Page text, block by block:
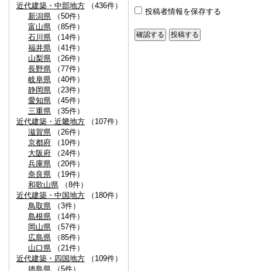
近代建築・中部地方 （436件）
新潟県 （50件）
富山県 （85件）
石川県 （14件）
福井県 （41件）
山梨県 （26件）
長野県 （77件）
岐阜県 （40件）
静岡県 （23件）
愛知県 （45件）
三重県 （35件）
近代建築・近畿地方 （107件）
滋賀県 （26件）
京都府 （10件）
大阪府 （24件）
兵庫県 （20件）
奈良県 （19件）
和歌山県 （8件）
近代建築・中国地方 （180件）
鳥取県 （3件）
島根県 （14件）
岡山県 （57件）
広島県 （85件）
山口県 （21件）
近代建築・四国地方 （109件）
徳島県 （5件）
投稿者情報を保存する